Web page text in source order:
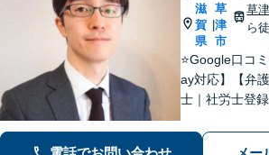
滋
賀
県
|
草
津
市
草
ら
⭐️Google口コ
ay対応】【弁
士｜社労士登
リラックスし